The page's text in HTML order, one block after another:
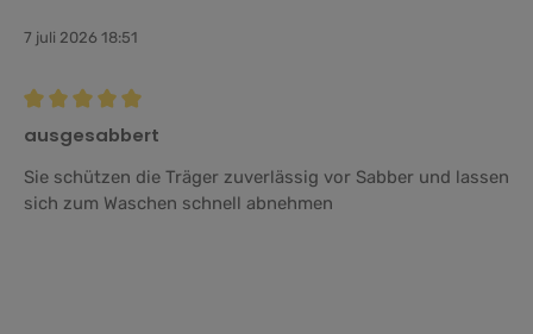
7 juli 2026 18:51
Recension med betyg på 5 av 5 stjärnor
ausgesabbert
Sie schützen die Träger zuverlässig vor Sabber und lassen
sich zum Waschen schnell abnehmen